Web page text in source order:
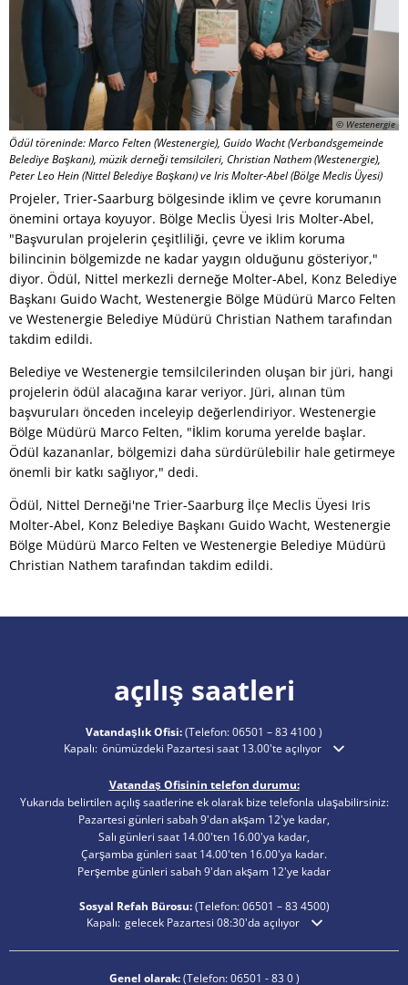
© Westenergie
Ödül töreninde: Marco Felten (Westenergie), Guido Wacht (Verbandsgemeinde
Belediye Başkanı), müzik derneği temsilcileri, Christian Nathem (Westenergie),
Peter Leo Hein (Nittel Belediye Başkanı) ve Iris Molter-Abel (Bölge Meclis Üyesi)
Projeler, Trier-Saarburg bölgesinde iklim ve çevre korumanın
önemini ortaya koyuyor. Bölge Meclis Üyesi Iris Molter-Abel,
"Başvurulan projelerin çeşitliliği, çevre ve iklim koruma
bilincinin bölgemizde ne kadar yaygın olduğunu gösteriyor,"
diyor. Ödül, Nittel merkezli derneğe Molter-Abel, Konz Belediye
Başkanı Guido Wacht, Westenergie Bölge Müdürü Marco Felten
ve Westenergie Belediye Müdürü Christian Nathem tarafından
takdim edildi.
Belediye ve Westenergie temsilcilerinden oluşan bir jüri, hangi
projelerin ödül alacağına karar veriyor. Jüri, alınan tüm
başvuruları önceden inceleyip değerlendiriyor. Westenergie
Bölge Müdürü Marco Felten, "İklim koruma yerelde başlar.
Ödül kazananlar, bölgemizi daha sürdürülebilir hale getirmeye
önemli bir katkı sağlıyor," dedi.
Ödül, Nittel Derneği'ne Trier-Saarburg İlçe Meclis Üyesi Iris
Molter-Abel, Konz Belediye Başkanı Guido Wacht, Westenergie
Bölge Müdürü Marco Felten ve Westenergie Belediye Müdürü
Christian Nathem tarafından takdim edildi.
açılış saatleri
Vatandaşlık Ofisi:(Telefon:06501 – 83 4100)
Ek açılış veya kapanış saatlerini gizlemek için tıklayın
Kapalı: önümüzdeki Pazartesi saat 13.00'te açılıyor
Vatandaş Ofisinin telefon durumu:
Yukarıda belirtilen açılış saatlerine ek olarak bize telefonla ulaşabilirsiniz:
Pazartesi günleri sabah 9'dan akşam 12'ye kadar,
Salı günleri saat 14.00'ten 16.00'ya kadar,
Çarşamba günleri saat 14.00'ten 16.00'ya kadar.
Perşembe günleri sabah 9'dan akşam 12'ye kadar
Sosyal Refah Bürosu:(Telefon:06501 – 834500)
Ek açılış veya kapanış saatlerini gizlemek için tıklayın
Kapalı: gelecek Pazartesi 08:30'da açılıyor
Genel olarak:(Telefon:06501 - 83 0)